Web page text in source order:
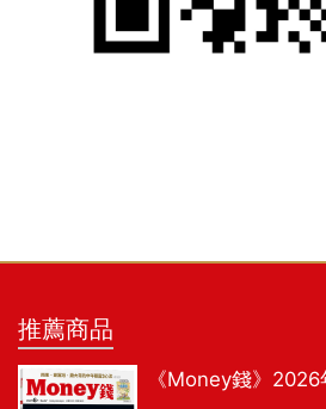
推薦商品
《Money錢》